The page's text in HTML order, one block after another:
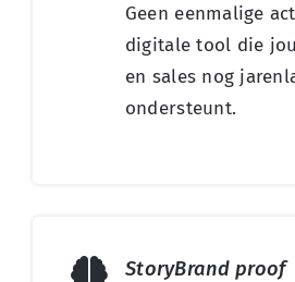
Geen eenmalige
digitale tool die
en sales nog
ondersteunt.
StoryBrand proof